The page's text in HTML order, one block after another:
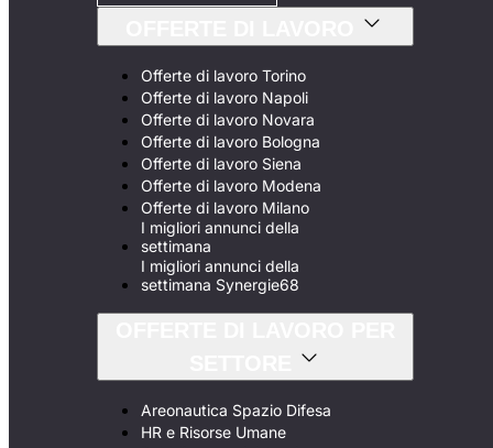
Offerte di lavoro Torino
Offerte di lavoro Napoli
Offerte di lavoro Novara
Offerte di lavoro Bologna
Offerte di lavoro Siena
Offerte di lavoro Modena
Offerte di lavoro Milano
I migliori annunci della
settimana
I migliori annunci della
settimana Synergie68
Areonautica Spazio Difesa
HR e Risorse Umane